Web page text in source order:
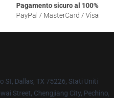
Pagamento sicuro al 100%
PayPal / MasterCard / Visa
St, Dallas, TX 75226, Stati Uniti
Street, Chengjiang City, Pechino,